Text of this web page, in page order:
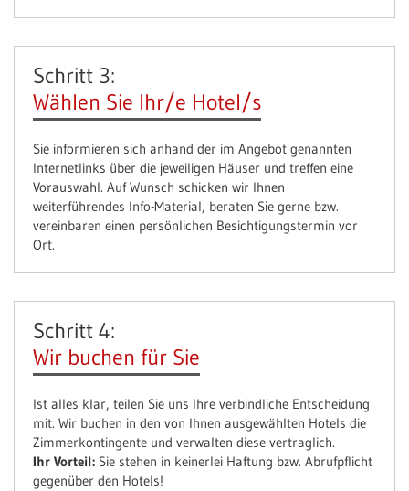
Schritt 3:
Wählen Sie Ihr/e Hotel/s
Sie informieren sich anhand der im Angebot genannten
Internetlinks über die jeweiligen Häuser und treffen eine
Vorauswahl. Auf Wunsch schicken wir Ihnen
weiterführendes Info-Material, beraten Sie gerne bzw.
vereinbaren einen persönlichen Besichtigungstermin vor
Ort.
Schritt 4:
Wir buchen für Sie
Ist alles klar, teilen Sie uns Ihre verbindliche Entscheidung
mit. Wir buchen in den von Ihnen ausgewählten Hotels die
Zimmerkontingente und verwalten diese vertraglich.
Ihr Vorteil: Sie stehen in keinerlei Haftung bzw. Abrufpflicht
gegenüber den Hotels!